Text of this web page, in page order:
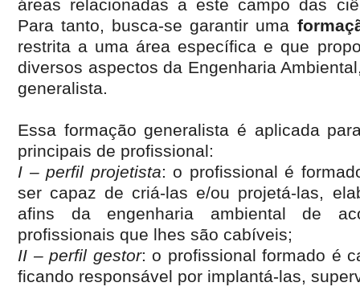
áreas relacionadas a este campo das
Para tanto, busca-se garantir uma
restrita a uma área específica e que
diversos aspectos da Engenharia
generalista.
Essa formação generalista é aplicada
principais de profissional:
I – perfil projetista: o profissional é
ser capaz de criá-las e/ou projetá-las,
afins da engenharia ambiental de
profissionais que lhes são cabíveis;
II – perfil gestor: o profissional formado é
ficando responsável por implantá-las,